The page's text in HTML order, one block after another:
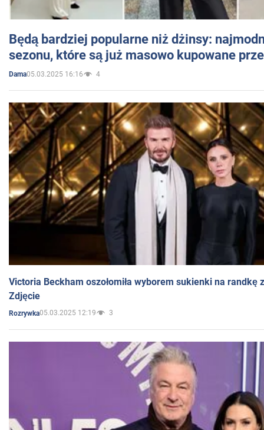
Będą bardziej popularne niż dżinsy:
sezonu, które są już masowo kupowane
Dama05.03.2025 16:16 4
Victoria Beckham oszołomiła wyborem sukienki na randkę
Zdjęcie
Rozrywka05.03.2025 12:19 3